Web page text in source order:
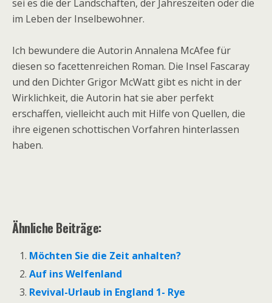
sei es die der Landschaften, der Jahreszeiten oder die
im Leben der Inselbewohner.
Ich bewundere die Autorin Annalena McAfee für
diesen so facettenreichen Roman. Die Insel Fascaray
und den Dichter Grigor McWatt gibt es nicht in der
Wirklichkeit, die Autorin hat sie aber perfekt
erschaffen, vielleicht auch mit Hilfe von Quellen, die
ihre eigenen schottischen Vorfahren hinterlassen
haben.
Ähnliche Beiträge:
Möchten Sie die Zeit anhalten?
Auf ins Welfenland
Revival-Urlaub in England 1- Rye